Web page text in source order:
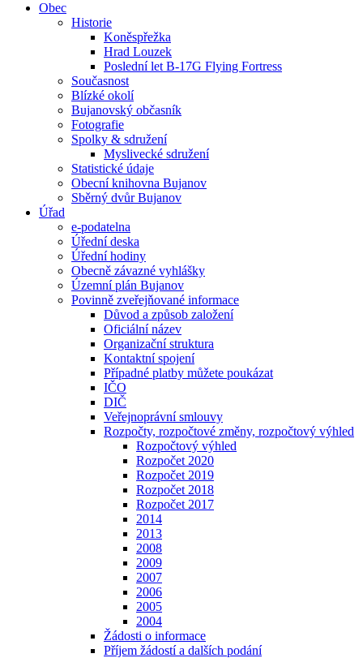
Obec
Historie
Koněspřežka
Hrad Louzek
Poslední let B-17G Flying Fortress
Současnost
Blízké okolí
Bujanovský občasník
Fotografie
Spolky & sdružení
Myslivecké sdružení
Statistické údaje
Obecní knihovna Bujanov
Sběrný dvůr Bujanov
Úřad
e-podatelna
Úřední deska
Úřední hodiny
Obecně závazné vyhlášky
Územní plán Bujanov
Povinně zveřejňované informace
Důvod a způsob založení
Oficiální název
Organizační struktura
Kontaktní spojení
Případné platby můžete poukázat
IČO
DIČ
Veřejnoprávní smlouvy
Rozpočty, rozpočtové změny, rozpočtový výhled
Rozpočtový výhled
Rozpočet 2020
Rozpočet 2019
Rozpočet 2018
Rozpočet 2017
2014
2013
2008
2009
2007
2006
2005
2004
Žádosti o informace
Příjem žádostí a dalších podání